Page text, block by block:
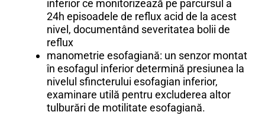
inferior ce monitorizează pe parcursul a
24h episoadele de reflux acid de la acest
nivel, documentând severitatea bolii de
reflux
manometrie esofagiană: un senzor montat
în esofagul inferior determină presiunea la
nivelul sfincterului esofagian inferior,
examinare utilă pentru excluderea altor
tulburări de motilitate esofagiană.